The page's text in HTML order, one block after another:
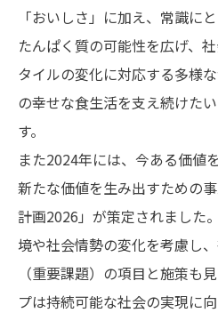
「おいしさ」に加え、常識に
たんぱく質の可能性を広げ、
タイルの変化に対応する多様
の幸せな食生活を支え続けた
す。
また2024年には、今ある価値
新たな価値を生み出すための
計画2026」が策定されました
境や社会情勢の変化を考慮し
（重要課題）の項目と施策も
プは持続可能な社会の実現に